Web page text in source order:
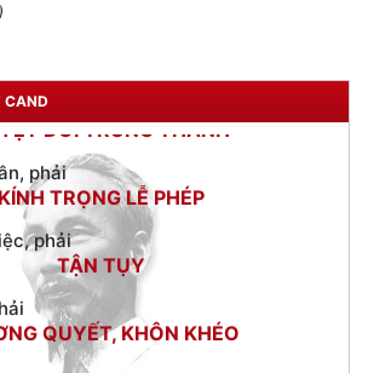
CAND
phải
phải
TRỌNG LỄ PHÉP
phải
TẬN TỤY
QUYẾT, KHÔN KHÉO
thư Chủ tịch Hồ Chí Minh
gửi Công an Khu XII,
11 tháng 3 năm 1948.